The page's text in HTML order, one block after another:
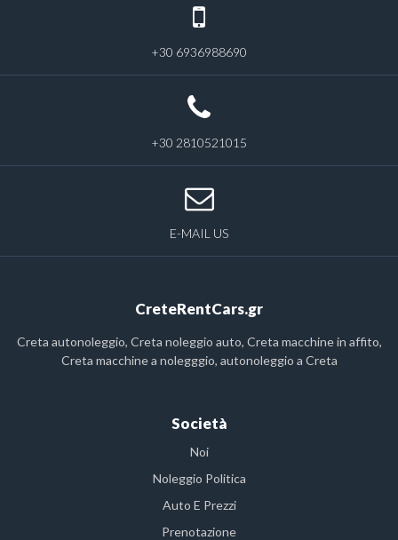
+30 6936988690
+30 2810521015
E-MAIL US
CreteRentCars.gr
Creta autonoleggio, Creta noleggio auto, Creta macchine in affito,
Creta macchine a nolegggio, autonoleggio a Creta
Società
Noi
Noleggio Politica
Auto E Prezzi
Prenotazione